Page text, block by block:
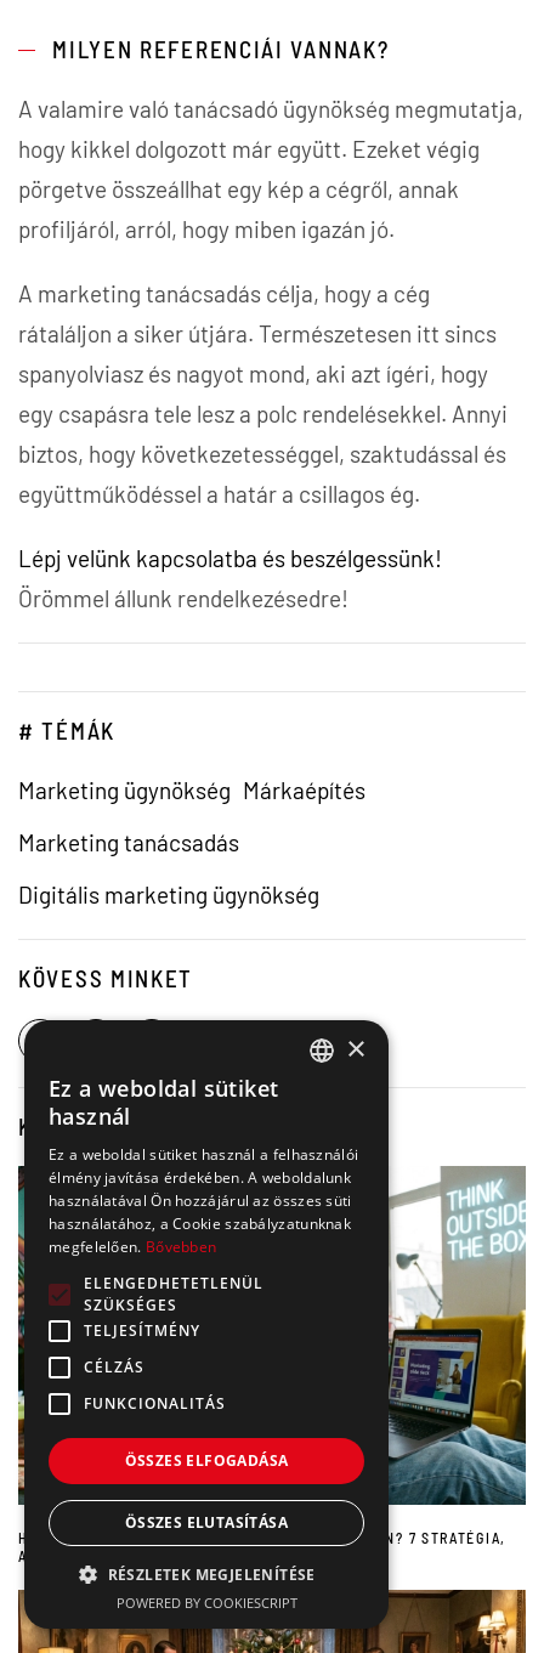
MILYEN REFERENCIÁI VANNAK?
A valamire való tanácsadó ügynökség megmutatja,
hogy kikkel dolgozott már együtt. Ezeket végig
pörgetve összeállhat egy kép a cégről, annak
profiljáról, arról, hogy miben igazán jó.
A marketing tanácsadás célja, hogy a cég
rátaláljon a siker útjára. Természetesen itt sincs
spanyolviasz és nagyot mond, aki azt ígéri, hogy
egy csapásra tele lesz a polc rendelésekkel. Annyi
biztos, hogy következetességgel, szaktudással és
együttműködéssel a határ a csillagos ég.
Lépj velünk kapcsolatba és beszélgessünk!
Örömmel állunk rendelkezésedre!
# TÉMÁK
Marketing ügynökség Márkaépítés
Marketing tanácsadás
Digitális marketing ügynökség
KÖVESS MINKET
KAPCSOLÓDÓ CIKKEK
HOGYAN ÉPÍTSÜNK MÁRKÁT LINKEDIN-EN 2026-BAN? 7 STRATÉGIA,
AMI MŰKÖDIK, ÉS 3, AMI NEM
×
Ez a weboldal sütiket
használ
Ez a weboldal sütiket használ a felhasználói
élmény javítása érdekében. A weboldalunk
használatával Ön hozzájárul az összes süti
használatához, a Cookie szabályzatunknak
megfelelően. Bővebben
ELENGEDHETETLENÜL
SZÜKSÉGES
TELJESÍTMÉNY
CÉLZÁS
FUNKCIONALITÁS
ÖSSZES ELFOGADÁSA
ÖSSZES ELUTASÍTÁSA
RÉSZLETEK MEGJELENÍTÉSE
POWERED BY COOKIESCRIPT